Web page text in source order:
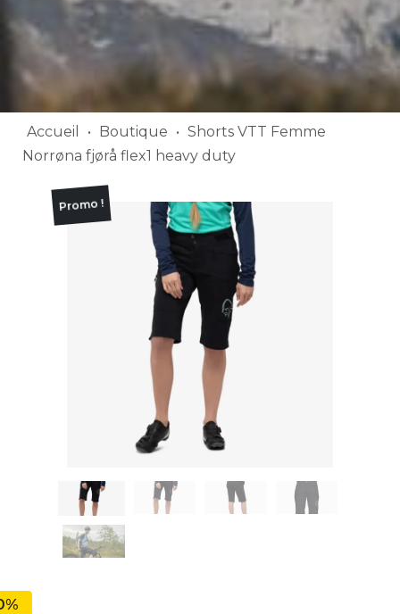
Accueil • Boutique • Shorts VTT Femme
Norrøna fjørå flex1 heavy duty
Promo !